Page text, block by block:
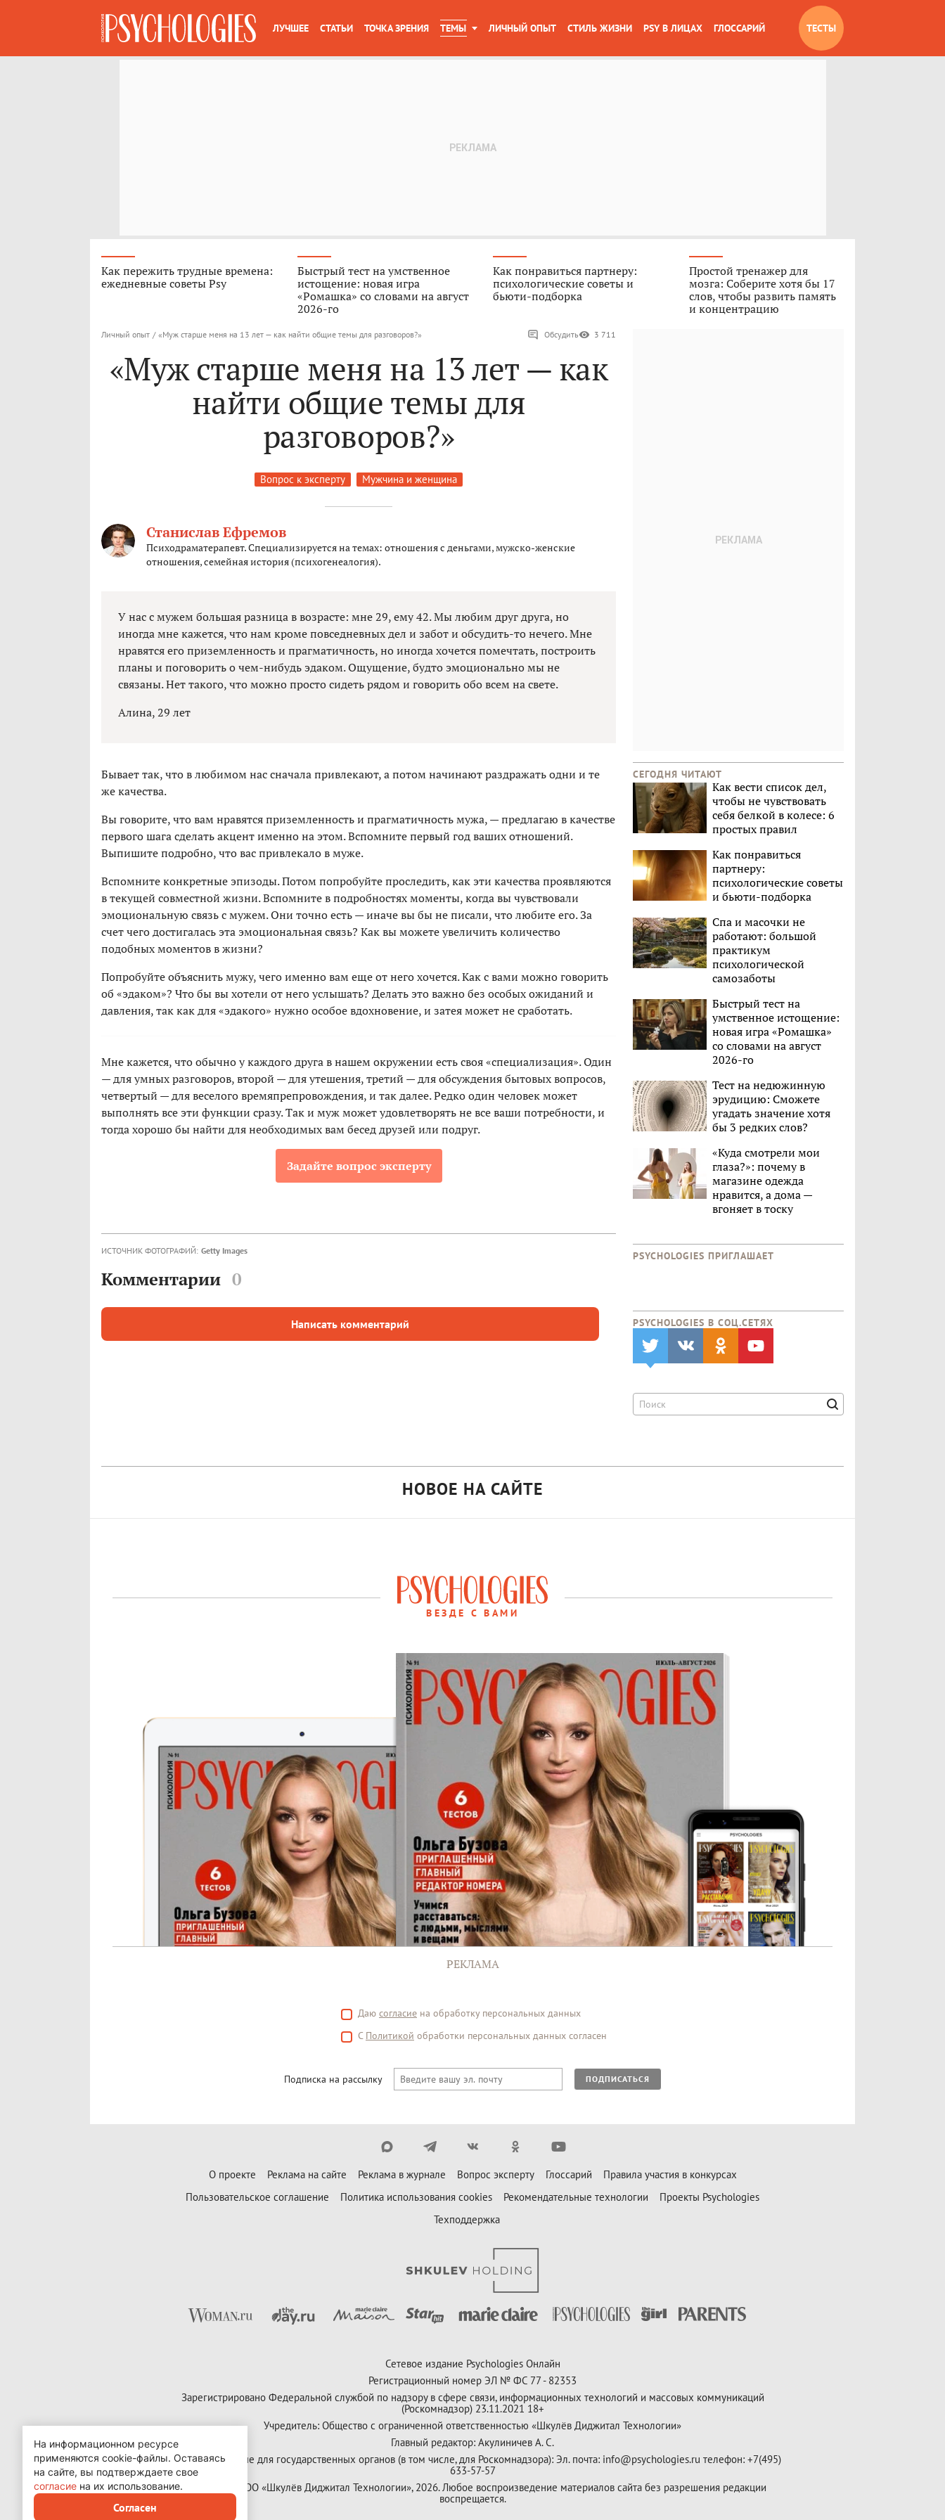
ЛУЧШЕЕ СТАТЬИ ТОЧКА ЗРЕНИЯ ТЕМЫ ЛИЧНЫЙ ОПЫТ СТИЛЬ ЖИЗНИ PSY В ЛИЦАХ ГЛОССАРИЙ ТЕСТЫ
Как пережить трудные времена:
ежедневные советы Psy
Быстрый тест на умственное
истощение: новая игра
«Ромашка» со словами на август
2026-го
Как понравиться партнеру:
психологические советы и
бьюти-подборка
Простой тренажер для
мозга: Соберите хотя бы 17
слов, чтобы развить память
и концентрацию
Личный опыт / «Муж старше меня на 13 лет — как найти общие темы для разговоров?» Обсудить 3 711
«Муж старше меня на 13 лет — как
найти общие темы для
разговоров?»
Вопрос к эксперту Мужчина и женщина
Станислав Ефремов
Психодраматерапевт. Специализируется на темах: отношения с деньгами, мужско-женские
отношения, семейная история (психогенеалогия).
У нас с мужем большая разница в возрасте: мне 29, ему 42. Мы любим друг друга, но
иногда мне кажется, что нам кроме повседневных дел и забот и обсудить-то нечего. Мне
нравятся его приземленность и прагматичность, но иногда хочется помечтать, построить
планы и поговорить о чем-нибудь эдаком. Ощущение, будто эмоционально мы не
связаны. Нет такого, что можно просто сидеть рядом и говорить обо всем на свете.
Алина, 29 лет
Бывает так, что в любимом нас сначала привлекают, а потом начинают раздражать одни и те
же качества.
Вы говорите, что вам нравятся приземленность и прагматичность мужа, — предлагаю в качестве
первого шага сделать акцент именно на этом. Вспомните первый год ваших отношений.
Выпишите подробно, что вас привлекало в муже.
Вспомните конкретные эпизоды. Потом попробуйте проследить, как эти качества проявляются
в текущей совместной жизни. Вспомните в подробностях моменты, когда вы чувствовали
эмоциональную связь с мужем. Они точно есть — иначе вы бы не писали, что любите его. За
счет чего достигалась эта эмоциональная связь? Как вы можете увеличить количество
подобных моментов в жизни?
Попробуйте объяснить мужу, чего именно вам еще от него хочется. Как с вами можно говорить
об «эдаком»? Что бы вы хотели от него услышать? Делать это важно без особых ожиданий и
давления, так как для «эдакого» нужно особое вдохновение, и затея может не сработать.
Мне кажется, что обычно у каждого друга в нашем окружении есть своя «специализация». Один
— для умных разговоров, второй — для утешения, третий — для обсуждения бытовых вопросов,
четвертый — для веселого времяпрепровождения, и так далее. Редко один человек может
выполнять все эти функции сразу. Так и муж может удовлетворять не все ваши потребности, и
тогда хорошо бы найти для необходимых вам бесед друзей или подруг.
Задайте вопрос эксперту
ИСТОЧНИК ФОТОГРАФИЙ: Getty Images
Комментарии 0
Написать комментарий
СЕГОДНЯ ЧИТАЮТ
Как вести список дел,
чтобы не чувствовать
себя белкой в колесе: 6
простых правил
Как понравиться
партнеру:
психологические советы
и бьюти-подборка
Спа и масочки не
работают: большой
практикум
психологической
самозаботы
Быстрый тест на
умственное истощение:
новая игра «Ромашка»
со словами на август
2026-го
Тест на недюжинную
эрудицию: Сможете
угадать значение хотя
бы 3 редких слов?
«Куда смотрели мои
глаза?»: почему в
магазине одежда
нравится, а дома —
вгоняет в тоску
PSYCHOLOGIES ПРИГЛАШАЕТ
PSYCHOLOGIES В CОЦ.СЕТЯХ
НОВОЕ НА САЙТЕ
ВЕЗДЕ С ВАМИ
РЕКЛАМА
Даю согласие на обработку персональных данных
С Политикой обработки персональных данных согласен
Подписка на рассылку ПОДПИСАТЬСЯ
О проекте Реклама на сайте Реклама в журнале Вопрос эксперту Глоссарий
Правила участия в конкурсах
Пользовательское соглашение
Политика использования cookies Рекомендательные технологии
Проекты Psychologies
Техподдержка
Сетевое издание Psychologies Онлайн
Регистрационный номер ЭЛ № ФС 77 - 82353
Зарегистрировано Федеральной службой по надзору в сфере связи, информационных технологий и массовых коммуникаций
(Роскомнадзор) 23.11.2021 18+
Учредитель: Общество с ограниченной ответственностью «Шкулёв Диджитал Технологии»
Главный редактор: Акулиничев А. С.
Контактные данные для государственных органов (в том числе, для Роскомнадзора): Эл. почта: info@psychologies.ru телефон: +7(495)
633-57-57
Copyright (с) ООО «Шкулёв Диджитал Технологии», 2026. Любое воспроизведение материалов сайта без разрешения редакции
воспрещается.
На информационном ресурсе
применяются cookie-файлы. Оставаясь
на сайте, вы подтверждаете свое
согласие на их использование.
Согласен